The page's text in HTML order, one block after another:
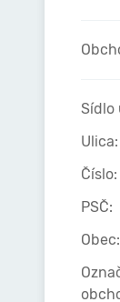
Sídlo
Ulica:
Číslo:
PSČ:
Obec: